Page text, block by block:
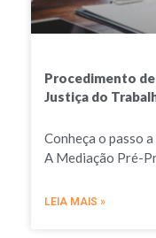
Procedimento
Justiça do
Conheça o passo
A Mediação Pré-
LEIA MAIS »